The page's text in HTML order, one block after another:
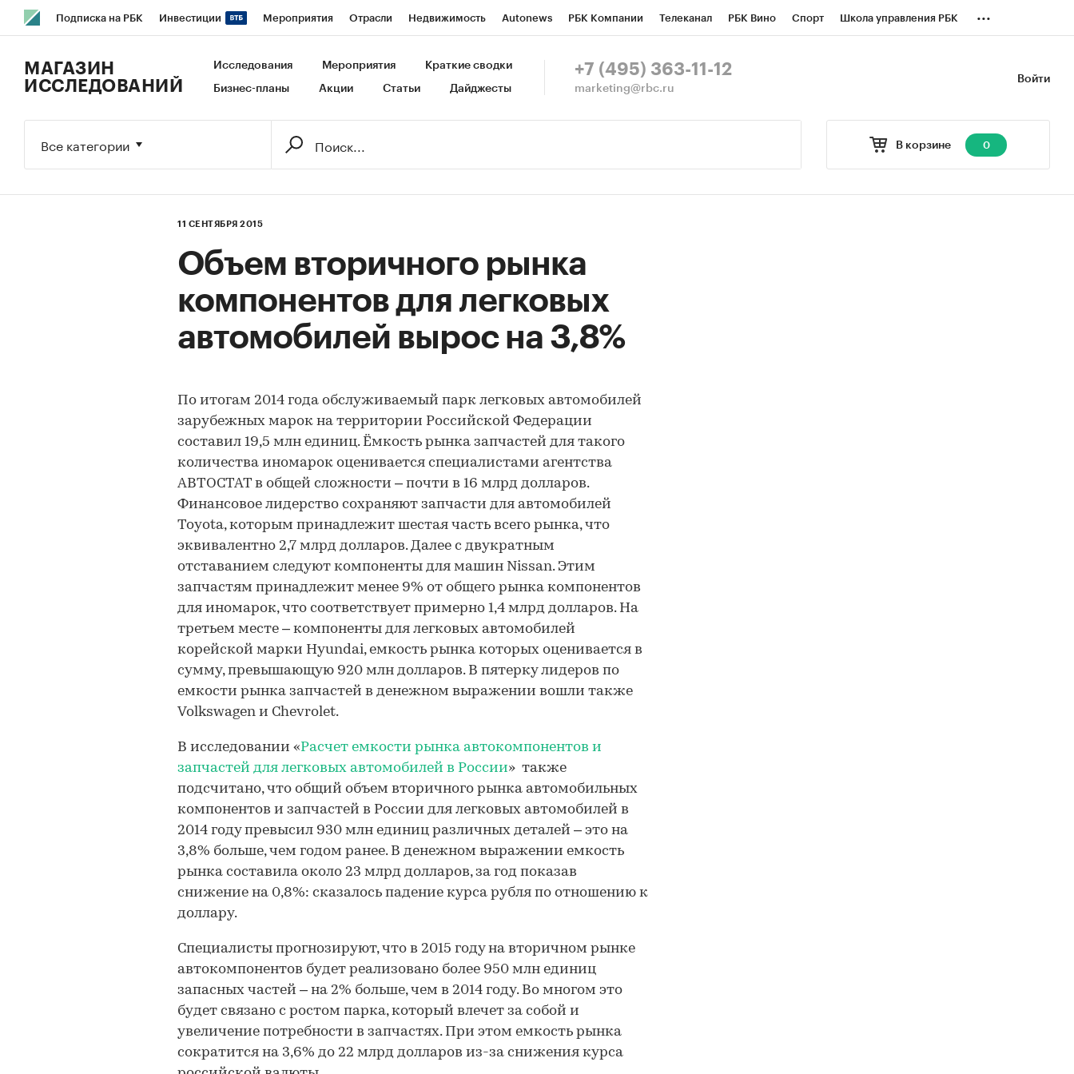
Подписка на РБК Инвестиции Мероприятия Отрасли Недвижимость Autonews РБК Компании Телеканал РБК Вино Спорт Школа управления РБК
Исследования Кредитные рейтинги Франшизы Газета Спецпроекты СПб Конференции СПб Спецпроекты
...
Войти
МАГАЗИН
ИССЛЕДОВАНИЙ
Исследования Мероприятия Краткие сводки
Бизнес-планы Акции Статьи Дайджесты
+7 (495) 363-11-12
marketing@rbc.ru
В корзине 0
Все категории
11 СЕНТЯБРЯ 2015
Объем вторичного рынка
компонентов для легковых
автомобилей вырос на 3,8%
По итогам 2014 года обслуживаемый парк легковых автомобилей
зарубежных марок на территории Российской Федерации
составил 19,5 млн единиц. Ёмкость рынка запчастей для такого
количества иномарок оценивается специалистами агентства
АВТОСТАТ в общей сложности – почти в 16 млрд долларов.
Финансовое лидерство сохраняют запчасти для автомобилей
Toyota, которым принадлежит шестая часть всего рынка, что
эквивалентно 2,7 млрд долларов. Далее с двукратным
отставанием следуют компоненты для машин Nissan. Этим
запчастям принадлежит менее 9% от общего рынка компонентов
для иномарок, что соответствует примерно 1,4 млрд долларов. На
третьем месте – компоненты для легковых автомобилей
корейской марки Hyundai, емкость рынка которых оценивается в
сумму, превышающую 920 млн долларов. В пятерку лидеров по
емкости рынка запчастей в денежном выражении вошли также
Volkswagen и Chevrolet.
В исследовании «Расчет емкости рынка автокомпонентов и
запчастей для легковых автомобилей в России» также
подсчитано, что общий объем вторичного рынка автомобильных
компонентов и запчастей в России для легковых автомобилей в
2014 году превысил 930 млн единиц различных деталей – это на
3,8% больше, чем годом ранее. В денежном выражении емкость
рынка составила около 23 млрд долларов, за год показав
снижение на 0,8%: сказалось падение курса рубля по отношению к
доллару.
Специалисты прогнозируют, что в 2015 году на вторичном рынке
автокомпонентов будет реализовано более 950 млн единиц
запасных частей – на 2% больше, чем в 2014 году. Во многом это
будет связано с ростом парка, который влечет за собой и
увеличение потребности в запчастях. При этом емкость рынка
сократится на 3,6% до 22 млрд долларов из-за снижения курса